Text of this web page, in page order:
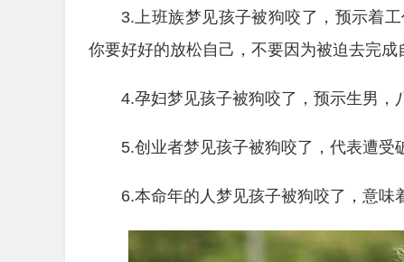
3.上班族梦见孩子被狗咬了，预示着
你要好好的放松自己，不要因为被迫去完
4.孕妇梦见孩子被狗咬了，预示生男，
5.创业者梦见孩子被狗咬了，代表遭受
6.本命年的人梦见孩子被狗咬了，意味